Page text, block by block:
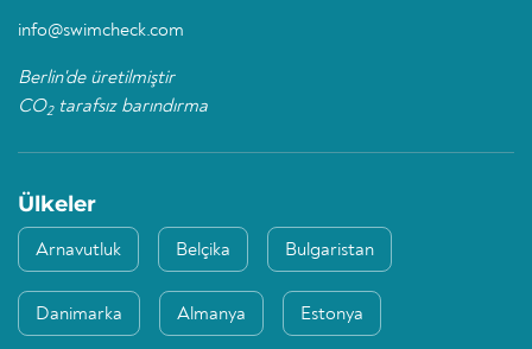
info@swimcheck.com
Berlin'de üretilmiştir
CO2tarafsız barındırma
Ülkeler
Arnavutluk Belçika Bulgaristan
Danimarka Almanya Estonya